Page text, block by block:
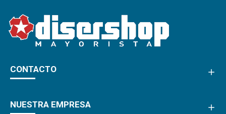
CONTACTO
NUESTRA EMPRESA